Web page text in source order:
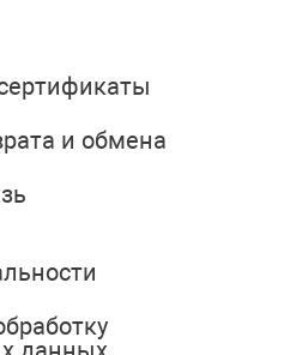
и обмена